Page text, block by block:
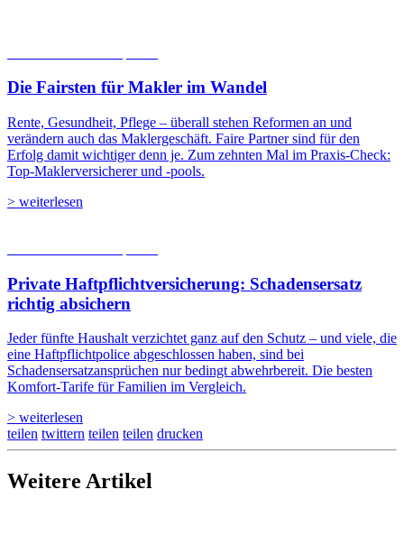
Die Fairsten für Makler im Wandel
Rente, Gesundheit, Pflege – überall stehen Reformen an und
verändern auch das Maklergeschäft. Faire Partner sind für den
Erfolg damit wichtiger denn je. Zum zehnten Mal im Praxis-Check:
Top-Maklerversicherer und -pools.
> weiterlesen
Private Haftpflicht­versicherung: Schadensersatz
richtig absichern
Jeder fünfte Haushalt verzichtet ganz auf den Schutz – und viele, die
eine Haftpflichtpolice abgeschlossen haben, sind bei
Schadensersatzansprüchen nur bedingt abwehrbereit. Die besten
Komfort-Tarife für Familien im Vergleich.
> weiterlesen
teilen twittern teilen teilen drucken
Weitere Artikel